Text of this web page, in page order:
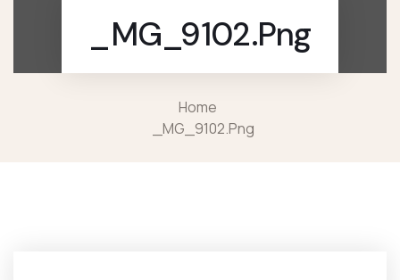
_MG_9102.png
Home
_MG_9102.png